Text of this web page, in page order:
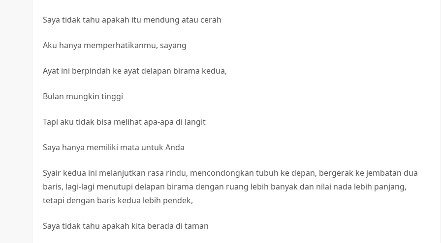
Saya tidak tahu apakah itu mendung atau cerah
Aku hanya memperhatikanmu, sayang
Ayat ini berpindah ke ayat delapan birama kedua,
Bulan mungkin tinggi
Tapi aku tidak bisa melihat apa-apa di langit
Saya hanya memiliki mata untuk Anda
Syair kedua ini melanjutkan rasa rindu, mencondongkan tubuh ke depan, bergerak ke jembatan dua
baris, lagi-lagi menutupi delapan birama dengan ruang lebih banyak dan nilai nada lebih panjang,
tetapi dengan baris kedua lebih pendek,
Saya tidak tahu apakah kita berada di taman